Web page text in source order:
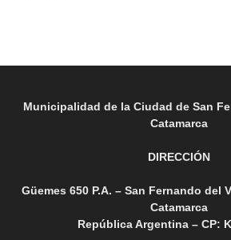
Municipalidad de la Ciudad de San
Catamarca
DIRECCIÓN
Güemes 650 P.A. – San Fernando del
Catamarca
República Argentina – CP: